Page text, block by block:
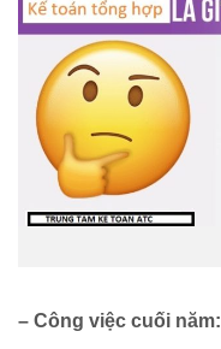
– Công việc cuối năm: